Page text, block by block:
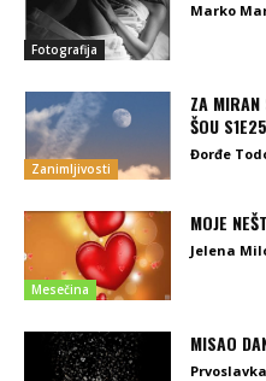
Fotografija
Marko
Zanimljivosti
ZA
ŠOU S1E25
Đorđe
Mesečina
MOJE
Jelena
MISAO